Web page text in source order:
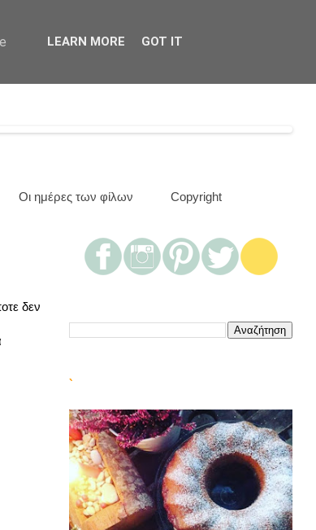
Οι ημέρες των φίλων Copyright
δεν
`
LEARN MORE GOT IT